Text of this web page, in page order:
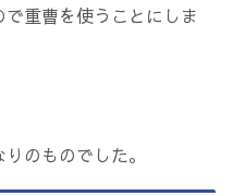
重曹を使うことにしま
のものでした。